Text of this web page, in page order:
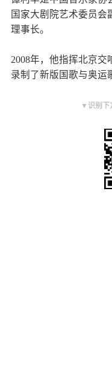
国家大剧院艺术委员会
理事长。
2008年，他指挥北京交
录制了新版国歌与奥运
▼识别下